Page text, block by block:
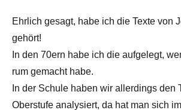
Ehrlich gesagt, habe ich die Texte von
gehört!
In den 70ern habe ich die aufgelegt,
rum gemacht habe.
In der Schule haben wir allerdings den
Oberstufe analysiert, da hat man sich